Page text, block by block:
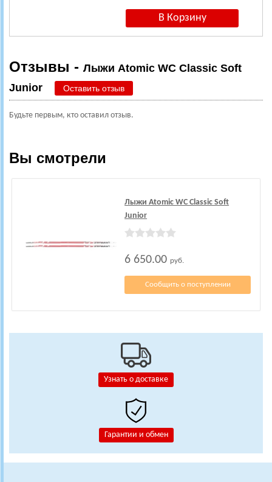
Узнать о доставке
Гарантии и обмен
Отзывы - Лыжи Atomic WC Classic Soft
Junior
Оставить отзыв
Будьте первым, кто оставил отзыв.
Вы смотрели
Лыжи Atomic WC Classic Soft
Junior
6 650.00 руб.
Сообщить о поступлении